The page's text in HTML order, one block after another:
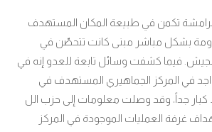
تكمن في طبيعة المكان المستهدف
بشكل مباشر مبنى كانت تتحصّن في
فيما كشفت وسائل تابعة للعدو إنه في
في المركز الجماهيري المستهدف في
جداً، وقد وصلت معلومات إلى حزب الل
غرفة العمليات الموجودة في المركز